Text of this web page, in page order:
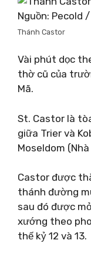
Nguồn: Pecold
Thánh Castor
Vài phút dọc
thờ cũ của
Mã.
St. Castor là
giữa Trier và
Moseldom
Castor được
thánh đường
sau đó được
xướng theo
thế kỷ 12 và 13.